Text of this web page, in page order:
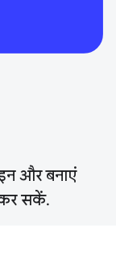
और बनाएं
कर सकें.